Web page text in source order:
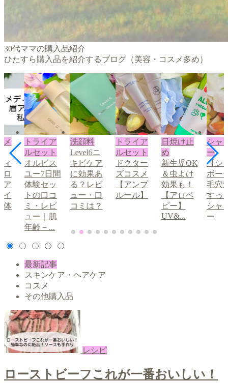
30代ママの購入品紹介
ひたすら購入品を紹介するブログ（美容・コスメ多め）
メ
ィ
ロ
ア
イ
体
トライア
ルセット
オルビス
ユー7日間
体験セッ
トの口コ
ミ・レビ
ュー｜肌
年齢－...
洗顔料
Level6ニ
キビケア
に効果あ
る？レビ
ュー・口
コミは？
トライア
ルセット
ドクター
ズコスメ
【アンプ
ルール】
日焼け止
め
新生児OK
＆虫よけ
効果も！
【アロベ
ビー】
UV&...
シャ
ー
【シ
ボー
毛穴
すっ
シャ
ー
最新記事
スキンケア・ヘアケア
コスメ
その他購入品
レシピ
ローストビーフこれが一番おいしい！